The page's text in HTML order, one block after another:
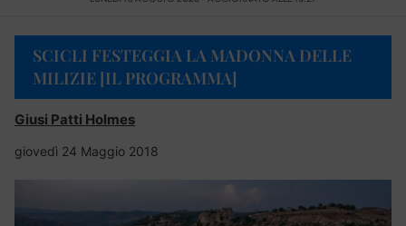
SCICLI FESTEGGIA LA MADONNA DELLE
MILIZIE [IL PROGRAMMA]
Giusi Patti Holmes
giovedì 24 Maggio 2018